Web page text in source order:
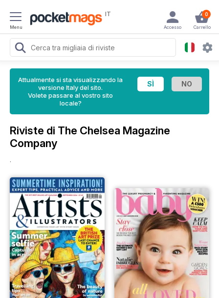
Menu
IT 0
Carrello
Accesso
Attualmente si sta visualizzando la
versione Italy del sito.
Volete passare al vostro sito
locale?
Riviste di The Chelsea Magazine
Company
.